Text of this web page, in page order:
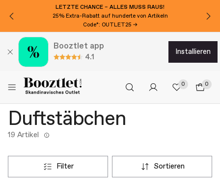
LETZTE CHANCE – ALLES MUSS RAUS!
25% Extra-Rabatt auf hunderte von Artikeln
Code*: OUTLET25 →
Booztlet app
4.1
installieren
0 0
Duftstäbchen
19 Artikel
filter sortieren